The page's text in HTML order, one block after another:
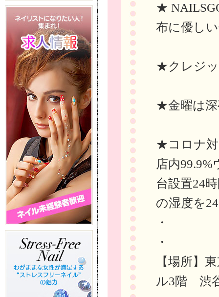
★
布に優し
★クレジ
★金曜は深
★コロナ
店内
台設置24
の湿度を
・
・
【場所】
ル3階 渋